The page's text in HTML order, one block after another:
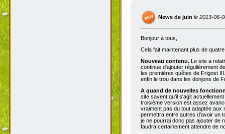
News de juin le 2013-06-
Bonjour à tous,
Cela fait maintenant plus de
Nouveau contenu. Le site a
continue d'ajouter régulièrement
les premières quêtes de Frigost
enfin le trou dans les donjons de
A quand de nouvelles
site savent qu'il s'agit
troisième version est assez
vraiment pas du tout adaptée aux
permettra entre autres d'avoir un
je ne pourrai donc pas ajouter de
faudra certainement attendre de